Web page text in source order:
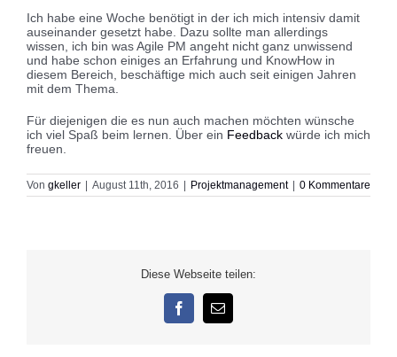
Ich habe eine Woche benötigt in der ich mich intensiv damit
auseinander gesetzt habe. Dazu sollte man allerdings
wissen, ich bin was Agile PM angeht nicht ganz unwissend
und habe schon einiges an Erfahrung und KnowHow in
diesem Bereich, beschäftige mich auch seit einigen Jahren
mit dem Thema.
Für diejenigen die es nun auch machen möchten wünsche
ich viel Spaß beim lernen. Über ein Feedback würde ich mich
freuen.
Von gkeller | August 11th, 2016 | Projektmanagement | 0 Kommentare
Diese Webseite teilen:
Facebook
E-
Mail